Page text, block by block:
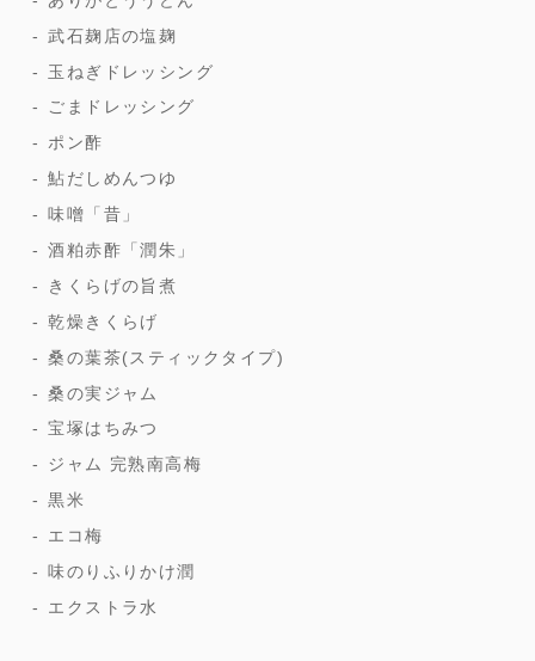
武石麹店の塩麹
玉ねぎドレッシング
ごまドレッシング
ポン酢
鮎だしめんつゆ
味噌「昔」
酒粕赤酢「潤朱」
きくらげの旨煮
乾燥きくらげ
桑の葉茶(スティックタイプ)
桑の実ジャム
宝塚はちみつ
ジャム 完熟南高梅
黒米
エコ梅
味のりふりかけ潤
エクストラ水